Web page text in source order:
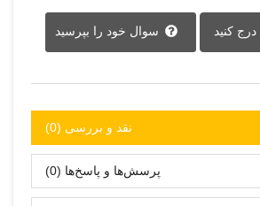
سوال خود را بپرسید
نقد و بررسی‌‌ (0)
پرسش‌ها و پاسخ‌ها (0)